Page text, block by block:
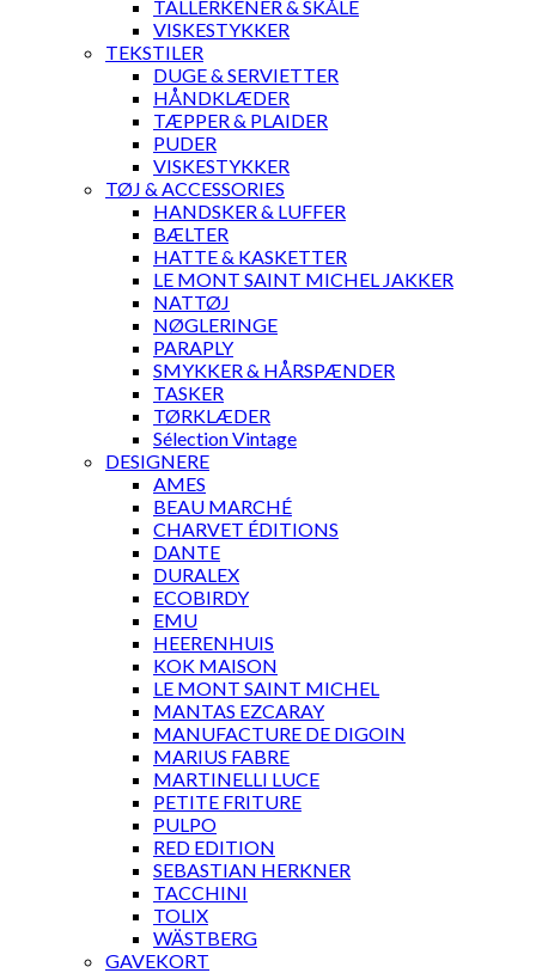
TALLERKENER & SKÅLE
VISKESTYKKER
TEKSTILER
DUGE & SERVIETTER
HÅNDKLÆDER
TÆPPER & PLAIDER
PUDER
VISKESTYKKER
TØJ & ACCESSORIES
HANDSKER & LUFFER
BÆLTER
HATTE & KASKETTER
LE MONT SAINT MICHEL JAKKER
NATTØJ
NØGLERINGE
PARAPLY
SMYKKER & HÅRSPÆNDER
TASKER
TØRKLÆDER
Sélection Vintage
DESIGNERE
AMES
BEAU MARCHÉ
CHARVET ÉDITIONS
DANTE
DURALEX
ECOBIRDY
EMU
HEERENHUIS
KOK MAISON
LE MONT SAINT MICHEL
MANTAS EZCARAY
MANUFACTURE DE DIGOIN
MARIUS FABRE
MARTINELLI LUCE
PETITE FRITURE
PULPO
RED EDITION
SEBASTIAN HERKNER
TACCHINI
TOLIX
WÄSTBERG
GAVEKORT